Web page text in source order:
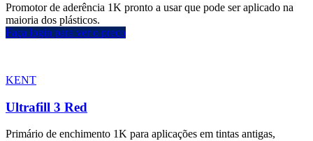
Promotor de aderência 1K pronto a usar que pode ser aplicado na
maioria dos plásticos.
Faça login para ver o preço
KENT
Ultrafill 3 Red
Primário de enchimento 1K para aplicações em tintas antigas,